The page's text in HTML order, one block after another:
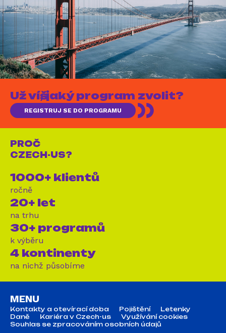
Už víš, jaký program zvolit?
REGISTRUJ SE DO PROGRAMU
PROČ
CZECH-US?
1000+ klientů
ročně
20+ let
na trhu
30+ programů
k výběru
4 kontinenty
na nichž působíme
MENU
Kontakty a otevírací doba Pojištění
Letenky
Daně
Kariéra v Czech-us
Využívání cookies
Souhlas se zpracováním osobních údajů